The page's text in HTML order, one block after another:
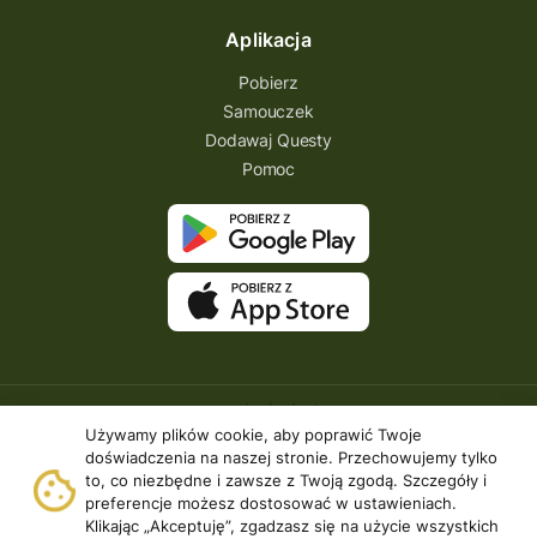
Używamy plików cookie, aby poprawić Twoje
doświadczenia na naszej stronie. Przechowujemy tylko
to, co niezbędne i zawsze z Twoją zgodą. Szczegóły i
preferencje możesz dostosować w ustawieniach.
Klikając „Akceptuję”, zgadzasz się na użycie wszystkich
Aplikacja
Pobierz
Samouczek
Dodawaj Questy
Pomoc
Copyright © 2026 | Questing.pl. | Wszystkie prawa